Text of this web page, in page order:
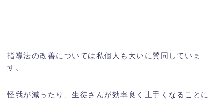
指導法の改善については私個人も大いに賛同していま
す。
怪我が減ったり、生徒さんが効率良く上手くなることに